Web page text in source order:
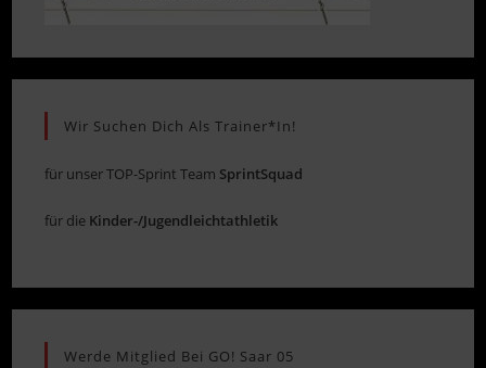
Wir Suchen Dich Als Trainer*in!
für unser TOP-Sprint Team SprintSquad
für die Kinder-/Jugendleichtathletik
Werde Mitglied Bei GO! Saar 05